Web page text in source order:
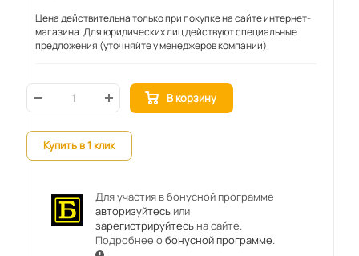
Цена действительна только при покупке на сайте интернет-
магазина. Для юридических лиц действуют специальные
предложения (уточняйте у менеджеров компании).
В корзину
Купить в 1 клик
Для участия в бонусной программе
авторизуйтесьили
зарегистрируйтесьна сайте.
Подробнее обонусной программе.